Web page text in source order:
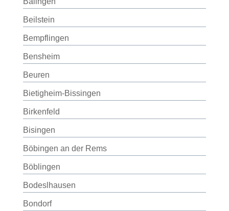
Beilstein
Bempflingen
Bensheim
Beuren
Bietigheim-Bissingen
Birkenfeld
Bisingen
Böbingen an der Rems
Böblingen
Bodeslhausen
Bondorf